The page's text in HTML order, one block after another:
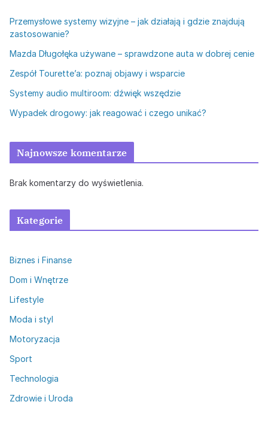
Przemysłowe systemy wizyjne – jak działają i gdzie znajdują
zastosowanie?
Mazda Długołęka używane – sprawdzone auta w dobrej cenie
Zespół Tourette’a: poznaj objawy i wsparcie
Systemy audio multiroom: dźwięk wszędzie
Wypadek drogowy: jak reagować i czego unikać?
Najnowsze komentarze
Brak komentarzy do wyświetlenia.
Kategorie
Biznes i Finanse
Dom i Wnętrze
Lifestyle
Moda i styl
Motoryzacja
Sport
Technologia
Zdrowie i Uroda